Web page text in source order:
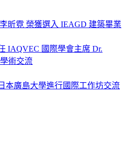
昕霓 榮獲選入 IEAGD 建築畢業
IAQVEC 國際學會主席 Dr.
術交流
本廣島大學進行國際工作坊交流